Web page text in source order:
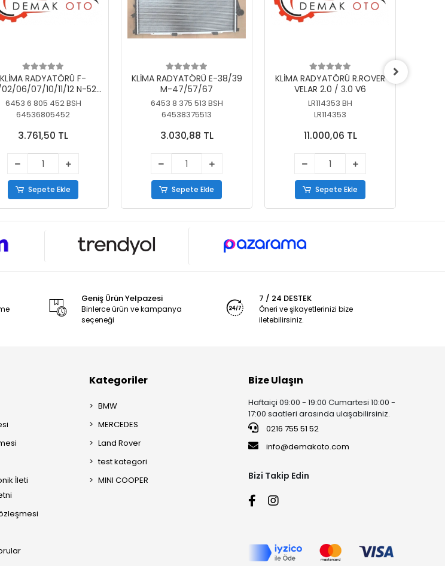
KLİMA RADYATÖRÜ F-
02/06/07/10/11/12 N-52
N/N-53/57/63
6453 6 805 452 BSH
64536805452
3.761,50 TL
Sepete Ekle
KLİMA RADYATÖRÜ E-38/39
M-47/57/67
6453 8 375 513 BSH
64538375513
3.030,88 TL
Sepete Ekle
KLİMA RADYATÖRÜ R.ROVER
VELAR 2.0 / 3.0 V6
LR114353 BH
LR114353
11.000,06 TL
Sepete Ekle
Geniş Ürün Yelpazesi
Binlerce ürün ve kampanya
seçeneği
7 / 24 DESTEK
Öneri ve şikayetlerinizi bize
iletebilirsiniz.
İleti
Kategoriler
BMW
MERCEDES
Land Rover
test kategori
MINI COOPER
Bize Ulaşın
Haftaiçi 09:00 - 19:00 Cumartesi 10:00 -
17:00 saatleri arasında ulaşabilirsiniz.
0216 755 51 52
info@demakoto.com
Bizi Takip Edin